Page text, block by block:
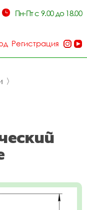
Пн-Пт с 9.00 до 18.00
Регистрация
〉